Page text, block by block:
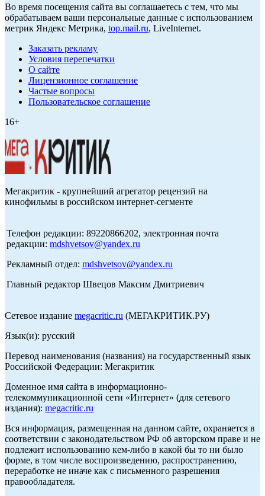
Во время посещения сайта вы соглашаетесь с тем, что мы
обрабатываем ваши персональные данные с использованием
метрик Яндекс Метрика, top.mail.ru, LiveInternet.
Заказать рекламу
Условия перепечатки
О сайте
Лицензионное соглашение
Частые вопросы
Пользовательское соглашение
16+
Мегакритик - крупнейший агрегатор рецензий на
кинофильмы в российском интернет-сегменте
Телефон редакции: 89220866202, электронная почта
редакции: mdshvetsov@yandex.ru
Рекламный отдел: mdshvetsov@yandex.ru
Главный редактор Швецов Максим Дмитриевич
Сетевое издание megacritic.ru (МЕГАКРИТИК.РУ)
Язык(и): русский
Перевод наименования (названия) на государственный язык
Российской Федерации: Мегакритик
Доменное имя сайта в информационно-
телекоммуникационной сети «Интернет» (для сетевого
издания): megacritic.ru
Вся информация, размещенная на данном сайте, охраняется в
соответствии с законодательством РФ об авторском праве и не
подлежит использованию кем-либо в какой бы то ни было
форме, в том числе воспроизведению, распространению,
переработке не иначе как с письменного разрешения
правообладателя.